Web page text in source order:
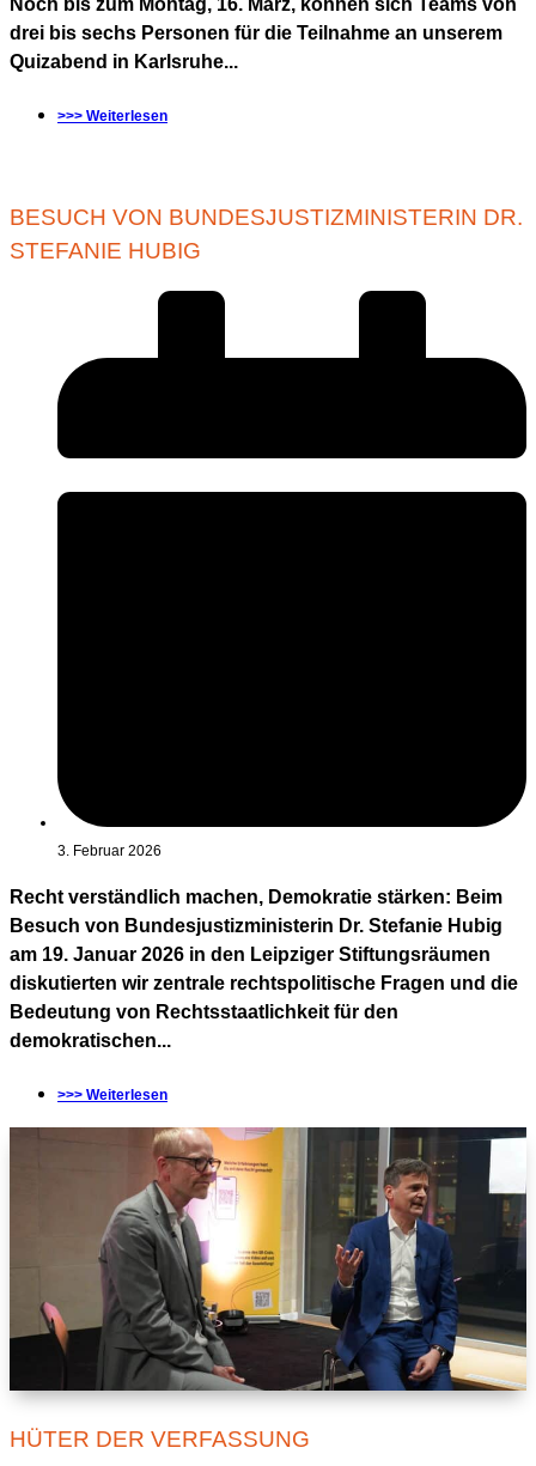
drei bis sechs Personen für die Teilnahme an unserem
Quizabend in Karlsruhe...
>>> Weiterlesen
BESUCH VON BUNDESJUSTIZMINISTERIN DR.
STEFANIE HUBIG
3. Februar 2026
Recht verständlich machen, Demokratie stärken: Beim
Besuch von Bundesjustizministerin Dr. Stefanie Hubig
am 19. Januar 2026 in den Leipziger Stiftungsräumen
diskutierten wir zentrale rechtspolitische Fragen und die
Bedeutung von Rechtsstaatlichkeit für den
demokratischen...
>>> Weiterlesen
HÜTER DER VERFASSUNG